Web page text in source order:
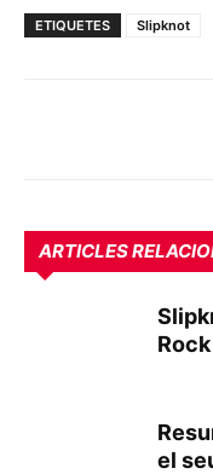
ETIQUETES Slipknot
ARTICLES
el